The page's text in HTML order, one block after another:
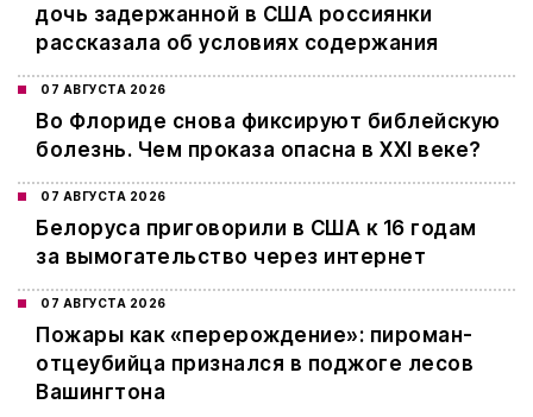
дочь задержанной в США россиянки
рассказала об условиях содержания
07 АВГУСТА 2026
Во Флориде снова фиксируют библейскую
болезнь. Чем проказа опасна в XXI веке?
07 АВГУСТА 2026
Белоруса приговорили в США к 16 годам
за вымогательство через интернет
07 АВГУСТА 2026
Пожары как «перерождение»: пироман-
отцеубийца признался в поджоге лесов
Вашингтона